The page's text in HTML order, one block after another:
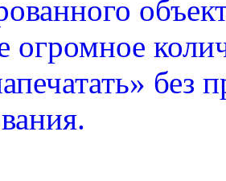
огромное
без